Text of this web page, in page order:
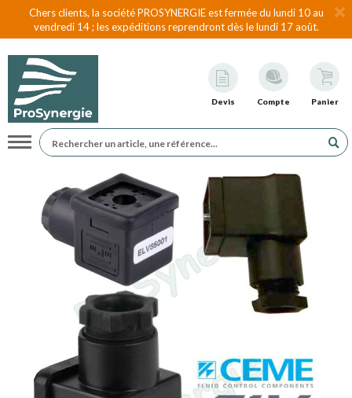
Chers clients, la société PROSYNERGIE est fermée du lundi 10 au
vendredi 14 ; les expéditions reprendront dès le lundi 17 août.
Devis Compte Panier
Navigation